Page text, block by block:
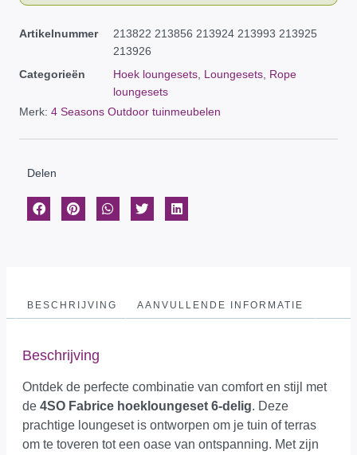
Artikelnummer
213822 213856 213924 213993 213925
213926
Categorieën
Hoek loungesets Loungesets Rope
loungesets
Merk: 4 Seasons Outdoor tuinmeubelen
Delen
BESCHRIJVING AANVULLENDE INFORMATIE
Beschrijving
Ontdek de perfecte combinatie van comfort en stijl met
de 4SO Fabrice hoekloungeset 6-delig. Deze
prachtige loungeset is ontworpen om je tuin of terras
om te toveren tot een oase van ontspanning. Met zijn